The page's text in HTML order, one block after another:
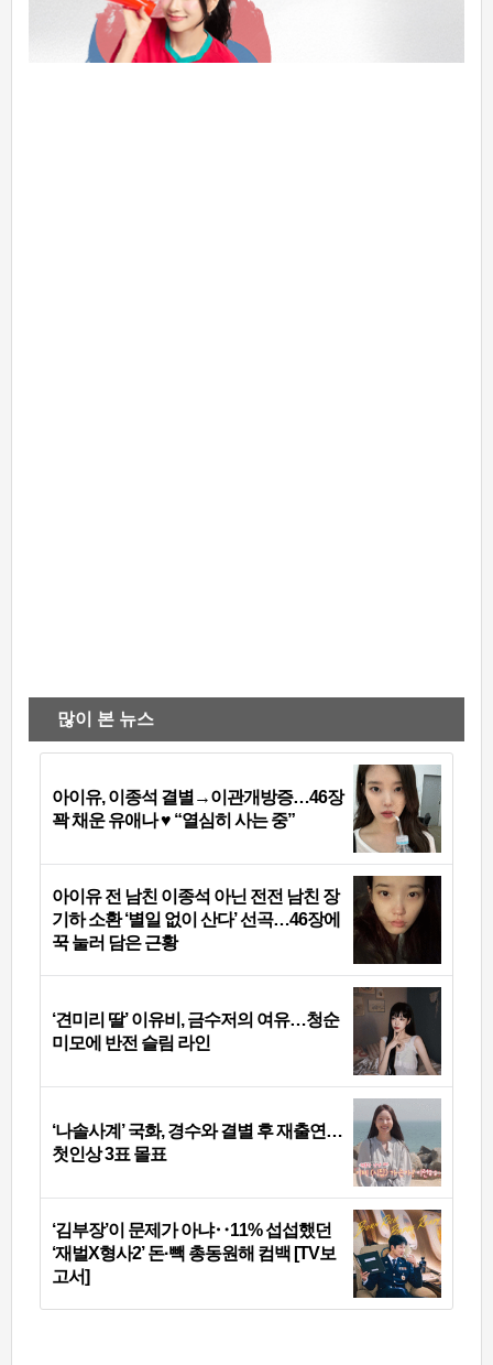
많이 본 뉴스
아이유, 이종석 결별→이관개방증…46장
꽉 채운 유애나 ♥ “열심히 사는 중”
아이유 전 남친 이종석 아닌 전전 남친 장
기하 소환 ‘별일 없이 산다’ 선곡…46장에
꾹 눌러 담은 근황
‘견미리 딸’ 이유비, 금수저의 여유…청순
미모에 반전 슬림 라인
‘나솔사계’ 국화, 경수와 결별 후 재출연…
첫인상 3표 몰표
‘김부장’이 문제가 아냐‥11% 섭섭했던
‘재벌X형사2’ 돈·빽 총동원해 컴백 [TV보
고서]